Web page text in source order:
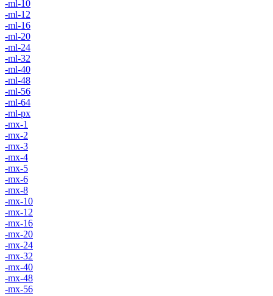
-ml-10
-ml-12
-ml-16
-ml-20
-ml-24
-ml-32
-ml-40
-ml-48
-ml-56
-ml-64
-ml-px
-mx-1
-mx-2
-mx-3
-mx-4
-mx-5
-mx-6
-mx-8
-mx-10
-mx-12
-mx-16
-mx-20
-mx-24
-mx-32
-mx-40
-mx-48
-mx-56